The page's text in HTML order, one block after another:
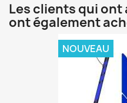
Les clients qui
ont également
NOUVEAU